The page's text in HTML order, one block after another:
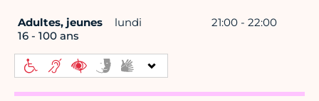
Adultes, jeunes
16 - 100 ans
lundi 21:00 - 22:00